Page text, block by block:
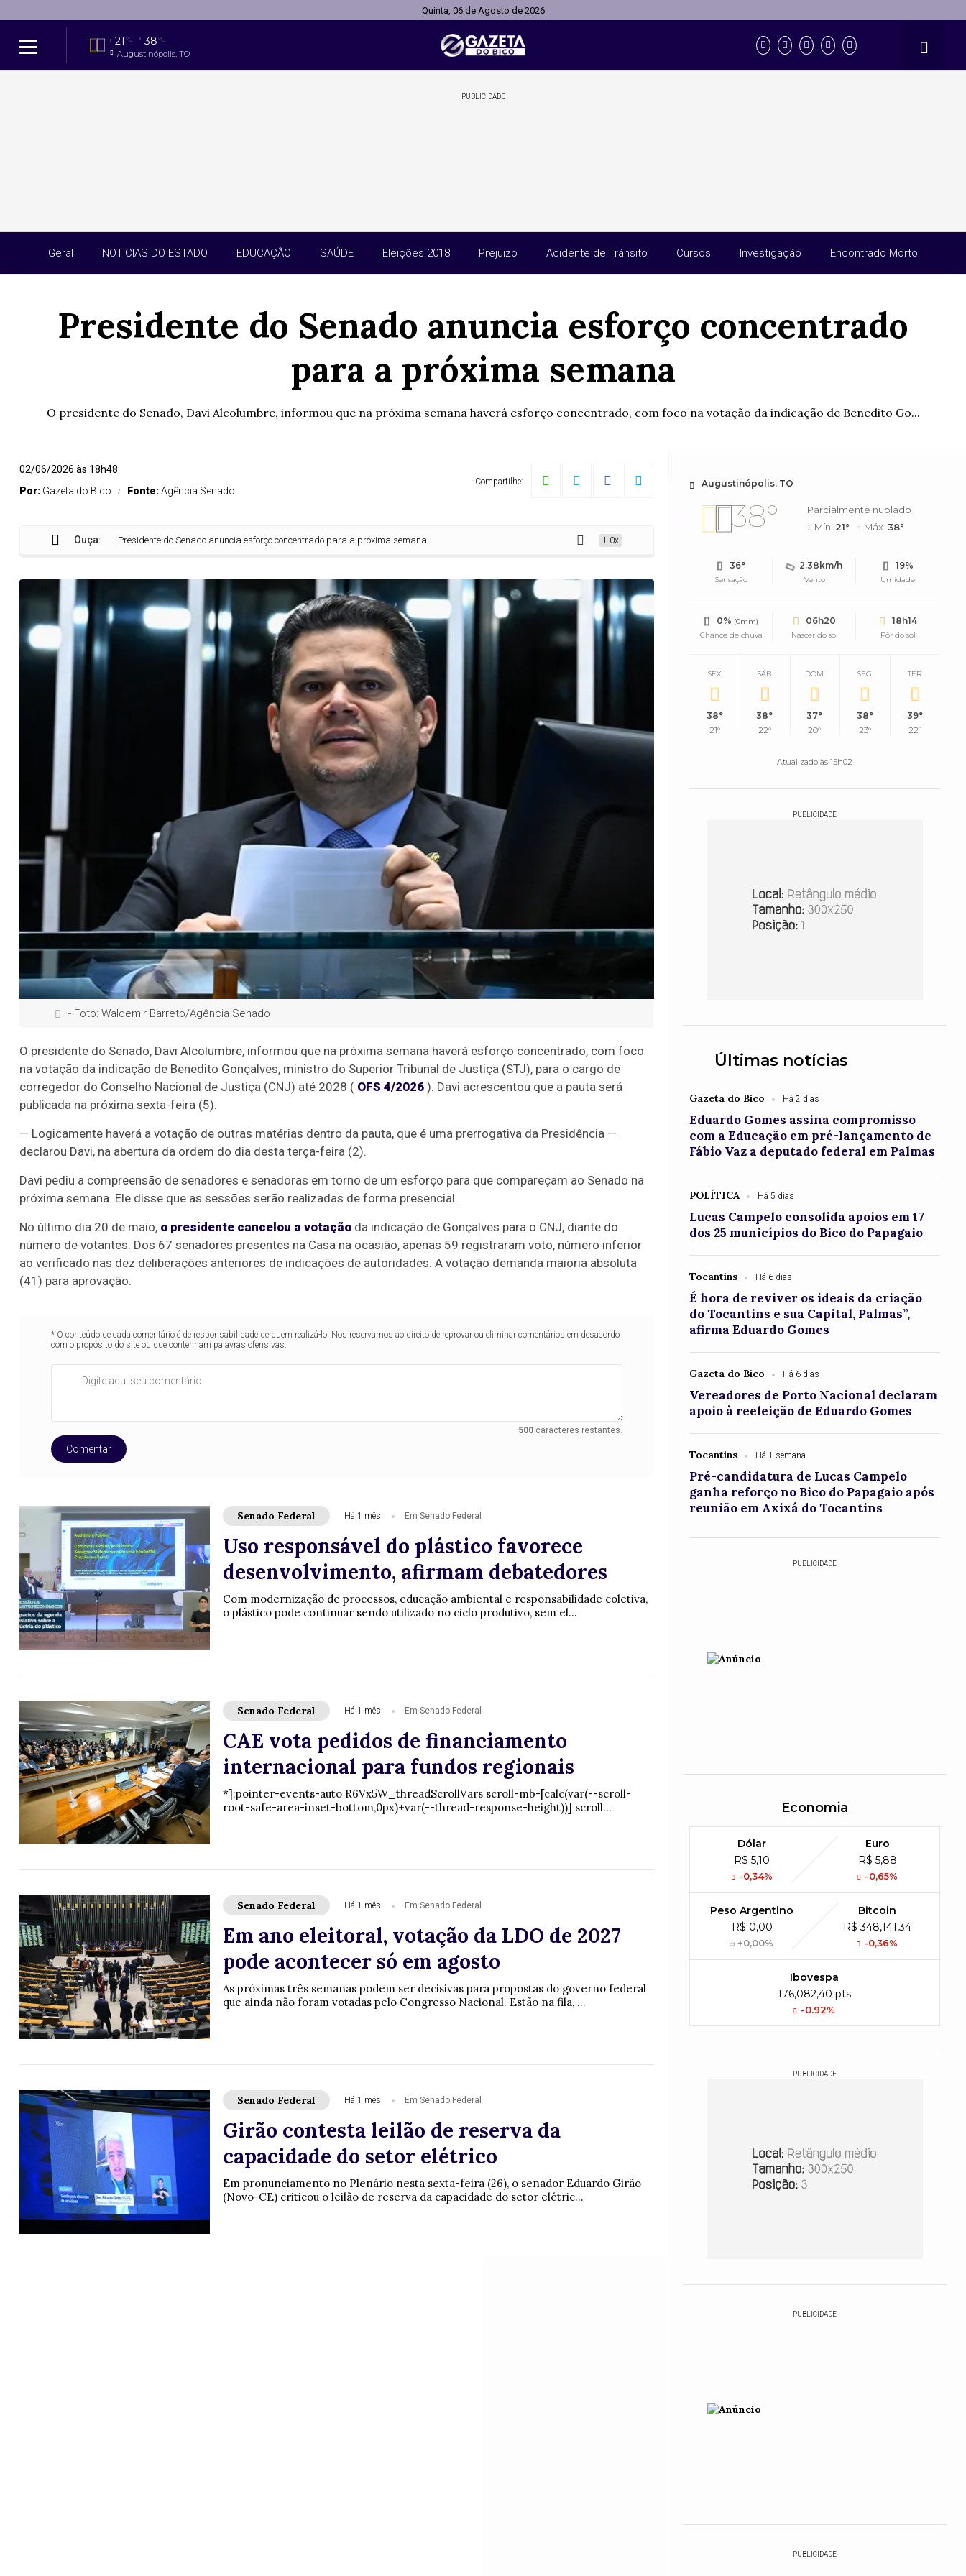
Quinta, 06 de Agosto de 2026
21 °C 38°C
Augustinópolis, TO
PUBLICIDADE
Geral NOTICIAS DO ESTADO EDUCAÇÃO SAÚDE Eleições 2018 Prejuizo Acidente de Tránsito Cursos Investigação Encontrado Morto
Presidente do Senado anuncia esforço concentrado
para a próxima semana
O presidente do Senado, Davi Alcolumbre, informou que na próxima semana haverá esforço concentrado, com foco na votação da indicação de Benedito Go...
02/06/2026 às 18h48
Por: Gazeta do Bico Fonte:Agência Senado
Compartilhe:
Ouça:
Presidente do Senado anuncia esforço concentrado para a próxima semana 1.0x
- Foto: Waldemir Barreto/Agência Senado
O presidente do Senado, Davi Alcolumbre, informou que na próxima semana haverá esforço concentrado, com foco
na votação da indicação de Benedito Gonçalves, ministro do Superior Tribunal de Justiça (STJ), para o cargo de
corregedor do Conselho Nacional de Justiça (CNJ) até 2028 ( OFS 4/2026 ). Davi acrescentou que a pauta será
publicada na próxima sexta-feira (5).
— Logicamente haverá a votação de outras matérias dentro da pauta, que é uma prerrogativa da Presidência —
declarou Davi, na abertura da ordem do dia desta terça-feira (2).
Davi pediu a compreensão de senadores e senadoras em torno de um esforço para que compareçam ao Senado na
próxima semana. Ele disse que as sessões serão realizadas de forma presencial.
No último dia 20 de maio, o presidente cancelou a votação da indicação de Gonçalves para o CNJ, diante do
número de votantes. Dos 67 senadores presentes na Casa na ocasião, apenas 59 registraram voto, número inferior
ao verificado nas dez deliberações anteriores de indicações de autoridades. A votação demanda maioria absoluta
(41) para aprovação.
* O conteúdo de cada comentário é de responsabilidade de quem realizá-lo. Nos reservamos ao direito de reprovar ou eliminar comentários em desacordo
com o propósito do site ou que contenham palavras ofensivas.
500caracteres restantes.
Comentar
Senado Federal Há 1 mês Em Senado Federal
Uso responsável do plástico favorece
desenvolvimento, afirmam debatedores
Com modernização de processos, educação ambiental e responsabilidade coletiva,
o plástico pode continuar sendo utilizado no ciclo produtivo, sem el...
Senado Federal Há 1 mês Em Senado Federal
CAE vota pedidos de financiamento
internacional para fundos regionais
*]:pointer-events-auto R6Vx5W_threadScrollVars scroll-mb-[calc(var(--scroll-
root-safe-area-inset-bottom,0px)+var(--thread-response-height))] scroll...
Senado Federal Há 1 mês Em Senado Federal
Em ano eleitoral, votação da LDO de 2027
pode acontecer só em agosto
As próximas três semanas podem ser decisivas para propostas do governo federal
que ainda não foram votadas pelo Congresso Nacional. Estão na fila, ...
Senado Federal Há 1 mês Em Senado Federal
Girão contesta leilão de reserva da
capacidade do setor elétrico
Em pronunciamento no Plenário nesta sexta-feira (26), o senador Eduardo Girão
(Novo-CE) criticou o leilão de reserva da capacidade do setor elétric...
Augustinópolis, TO
38°
Parcialmente nublado
Mín. 21° Máx.38°
36°
Sensação
2.38km/h
Vento
19%
Umidade
0% (0mm)
Chance de chuva
06h20
Nascer do sol
18h14
Pôr do sol
SEX
38°
21°
SÁB
38°
22°
DOM
37°
20°
SEG
38°
23°
TER
39°
22°
Atualizado às 15h02
PUBLICIDADE
Últimas notícias
Gazeta do Bico Há 2 dias
Eduardo Gomes assina compromisso
com a Educação em pré-lançamento de
Fábio Vaz a deputado federal em Palmas
POLÍTICA Há 5 dias
Lucas Campelo consolida apoios em 17
dos 25 municípios do Bico do Papagaio
Tocantins Há 6 dias
É hora de reviver os ideais da criação
do Tocantins e sua Capital, Palmas”,
afirma Eduardo Gomes
Gazeta do Bico Há 6 dias
Vereadores de Porto Nacional declaram
apoio à reeleição de Eduardo Gomes
Tocantins Há 1 semana
Pré-candidatura de Lucas Campelo
ganha reforço no Bico do Papagaio após
reunião em Axixá do Tocantins
PUBLICIDADE
Economia
Dólar
R$ 5,10
-0,34%
Euro
R$ 5,88
-0,65%
Peso Argentino
R$ 0,00
+0,00%
Bitcoin
R$ 348,141,34
-0,36%
Ibovespa
176,082,40 pts
-0.92%
PUBLICIDADE
PUBLICIDADE
PUBLICIDADE